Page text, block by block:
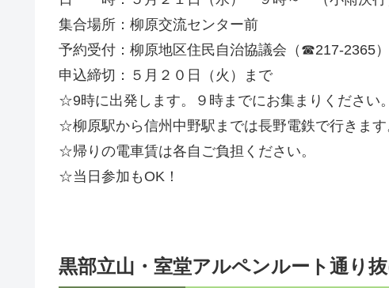
集合場所：柳原交流センター前
予約受付：柳原地区住民自治協議会（☎217-2365）
申込締切：５月２０日（火）まで
☆9時に出発します。９時までにお集まりください。
☆柳原駅から信州中野駅までは長野電鉄で行きます
☆帰りの電車賃は各自ご負担ください。
☆当日参加もOK！
黒部立山・室堂アルペンルート通り